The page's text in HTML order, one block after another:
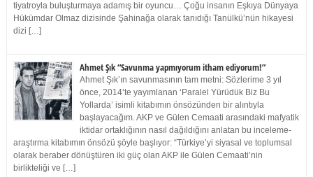
tiyatroyla buluşturmaya adamış bir oyuncu… Çoğu insanın Eşkıya Dünyaya
Hükümdar Olmaz dizisinde Şahinağa olarak tanıdığı Tanülkü’nün hikayesi
dizi […]
Ahmet Şık “Savunma yapmıyorum itham ediyorum!”
Ahmet Şık’ın savunmasının tam metni: Sözlerime 3 yıl
önce, 2014’te yayımlanan ‘Paralel Yürüdük Biz Bu
Yollarda’ isimli kitabımın önsözünden bir alıntıyla
başlayacağım. AKP ve Gülen Cemaati arasındaki mafyatik
iktidar ortaklığının nasıl dağıldığını anlatan bu inceleme-
araştırma kitabımın önsözü şöyle başlıyor: “Türkiye’yi siyasal ve toplumsal
olarak beraber dönüştüren iki güç olan AKP ile Gülen Cemaati’nin
birlikteliği ve […]